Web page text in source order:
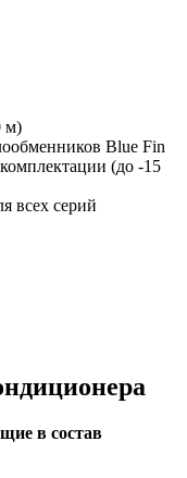
м)
Blue Fin
(до -15
всех серий
в состав